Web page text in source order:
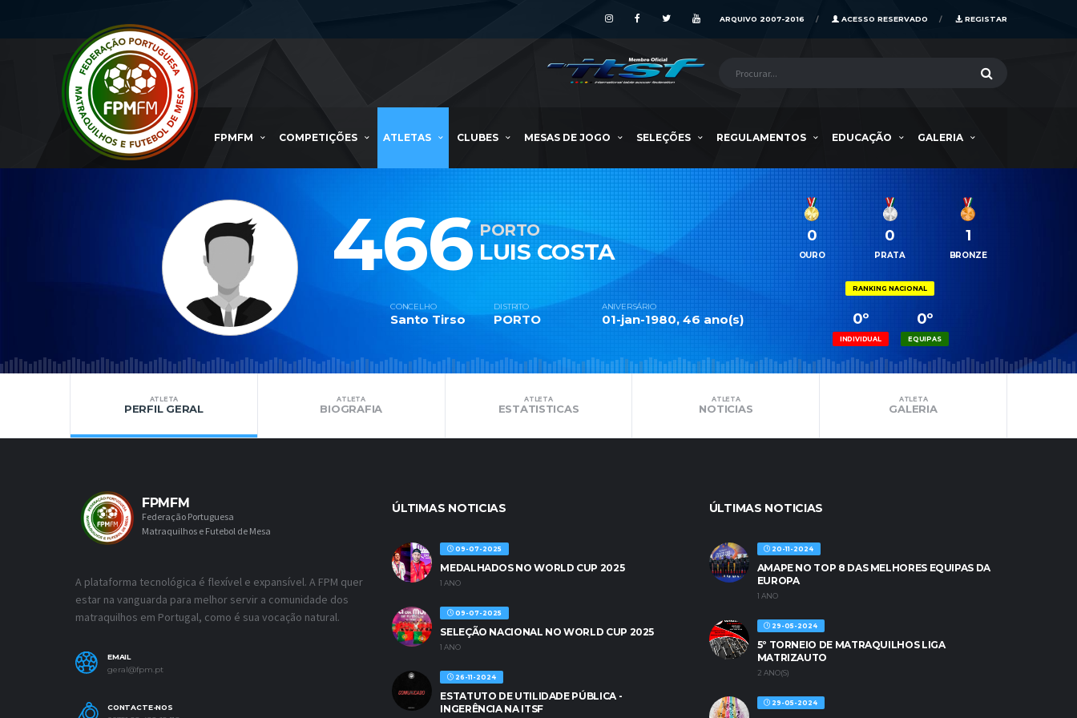
REGISTAR
ACESSO RESERVADO
ARQUIVO 2007-2016
FPMFM COMPETIÇÕES ATLETAS CLUBES MESAS DE JOGO SELEÇÕES REGULAMENTOS EDUCAÇÃO GALERIA
466 PORTO
LUIS COSTA
CONCELHO
Santo Tirso
DISTRITO
PORTO
ANIVERSÁRIO
01-jan-1980, 46 ano(s)
0
OURO
0
PRATA
1
BRONZE
RANKING NACIONAL
0º
EQUIPAS
0º
INDIVIDUAL
ATLETA
PERFIL GERAL
ATLETA
BIOGRAFIA
ATLETA
ESTATISTICAS
ATLETA
NOTICIAS
ATLETA
GALERIA
FPMFM
Federação Portuguesa
Matraquilhos e Futebol de Mesa
A plataforma tecnológica é flexível e expansível. A FPM quer
estar na vanguarda para melhor servir a comunidade dos
matraquilhos em Portugal, como é sua vocação natural.
EMAIL
geral@fpm.pt
CONTACTE-NOS
ÚLTIMAS NOTICIAS
09-07-2025
MEDALHADOS NO WORLD CUP 2025
1 ANO
09-07-2025
SELEÇÃO NACIONAL NO WORLD CUP 2025
1 ANO
26-11-2024
ESTATUTO DE UTILIDADE PÚBLICA -
INGERÊNCIA NA ITSF
ÚLTIMAS NOTICIAS
20-11-2024
AMAPE NO TOP 8 DAS MELHORES EQUIPAS DA
EUROPA
1 ANO
29-05-2024
5º TORNEIO DE MATRAQUILHOS LIGA
MATRIZAUTO
2 ANO(S)
29-05-2024